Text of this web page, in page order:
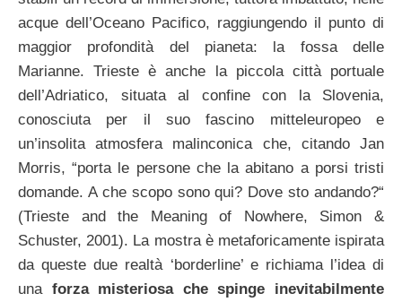
acque dell’Oceano Pacifico, raggiungendo il punto di
maggior profondità del pianeta: la fossa delle
Marianne. Trieste è anche la piccola città portuale
dell’Adriatico, situata al confine con la Slovenia,
conosciuta per il suo fascino mitteleuropeo e
un’insolita atmosfera malinconica che, citando Jan
Morris, “porta le persone che la abitano a porsi tristi
domande. A che scopo sono qui? Dove sto andando?“
(Trieste and the Meaning of Nowhere, Simon &
Schuster, 2001). La mostra è metaforicamente ispirata
da queste due realtà ‘borderline’ e richiama l’idea di
una forza misteriosa che spinge inevitabilmente